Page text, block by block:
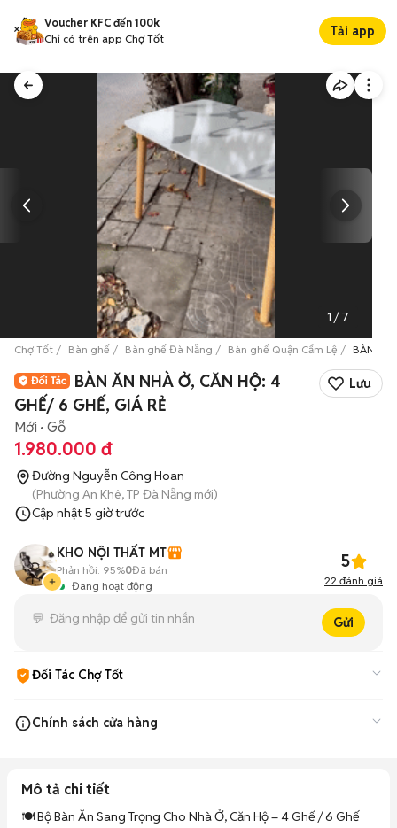
Voucher KFC đến 100k
Chỉ có trên app Chợ Tốt
Tải app
1 /7
Chợ Tốt Bàn ghế Bàn ghế Đà Nẵng Bàn ghế Quận Cẩm Lệ BÀN ĂN
BÀN ĂN NHÀ Ở, CĂN HỘ: 4
GHẾ/ 6 GHẾ, GIÁ RẺ
Lưu
Mới Gỗ
1.980.000 đ
Đường Nguyễn Công Hoan
(Phường An Khê, TP Đà Nẵng mới)
Cập nhật 5 giờ trước
KHO NỘI THẤT MT
Đang hoạt động
Phản hồi: 95%0Đã bán 5
22 đánh giá
Gửi
Đối Tác Chợ Tốt
hiểu thêm
Chính sách cửa hàng
Bảo hành 1 tháng nhà sản xuất
Đổi hàng 1 đổi 1 ngay khi nhận hàng.
Mô tả chi tiết
🍽️ Bộ Bàn Ăn Sang Trọng Cho Nhà Ở, Căn Hộ – 4 Ghế / 6 Ghế